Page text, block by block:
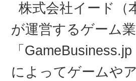
株式会社イード（
が運営するゲーム
「GameBusiness.jp
によってゲームや